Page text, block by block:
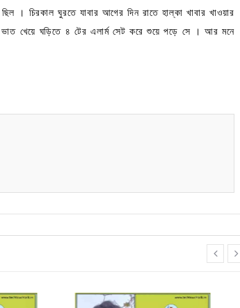
। চিরকাল ঘুরতে যাবার আগের দিন রাতে হাল্কা খাবার খাওয়ার
ভাত খেয়ে ঘড়িতে ৪ টের এলার্ম সেট করে শুয়ে পড়ে সে । আর মনে
prev